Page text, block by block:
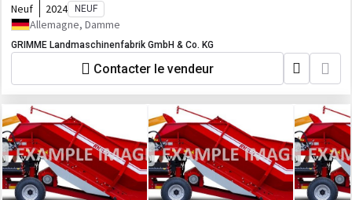
Neuf 2024 NEUF
Allemagne, Damme
GRIMME Landmaschinenfabrik GmbH & Co. KG
Contacter le vendeur